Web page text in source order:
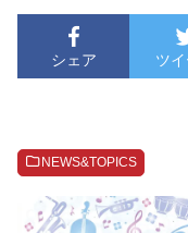
シェア ツイ
NEWS&TOPICS